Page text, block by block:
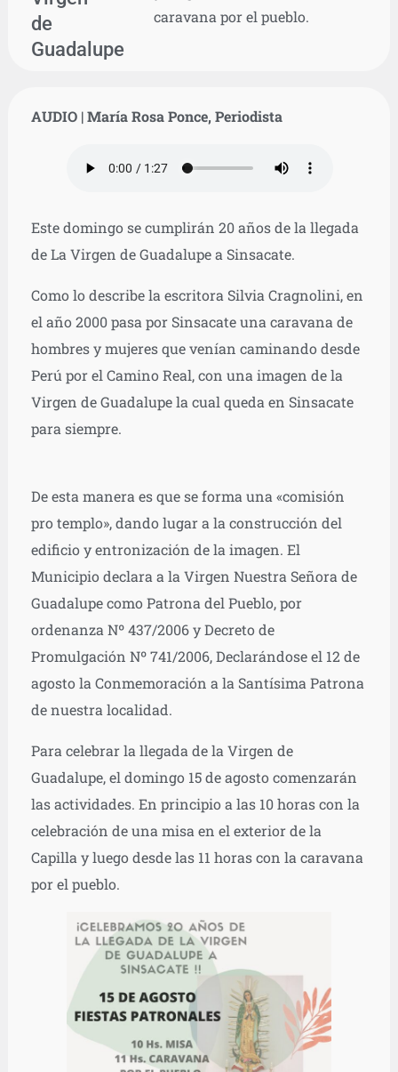
de
Guadalupe
caravana por el pueblo.
AUDIO | María Rosa Ponce, Periodista
Este domingo se cumplirán 20 años de la llegada
de La Virgen de Guadalupe a Sinsacate.
Como lo describe la escritora Silvia Cragnolini, en
el año 2000 pasa por Sinsacate una caravana de
hombres y mujeres que venían caminando desde
Perú por el Camino Real, con una imagen de la
Virgen de Guadalupe la cual queda en Sinsacate
para siempre.
De esta manera es que se forma una «comisión
pro templo», dando lugar a la construcción del
edificio y entronización de la imagen. El
Municipio declara a la Virgen Nuestra Señora de
Guadalupe como Patrona del Pueblo, por
ordenanza Nº 437/2006 y Decreto de
Promulgación Nº 741/2006, Declarándose el 12 de
agosto la Conmemoración a la Santísima Patrona
de nuestra localidad.
Para celebrar la llegada de la Virgen de
Guadalupe, el domingo 15 de agosto comenzarán
las actividades. En principio a las 10 horas con la
celebración de una misa en el exterior de la
Capilla y luego desde las 11 horas con la caravana
por el pueblo.